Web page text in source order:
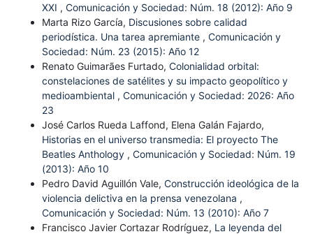
XXI , Comunicación y Sociedad: Núm. 18 (2012): Año 9
Marta Rizo García, Discusiones sobre calidad
periodística. Una tarea apremiante , Comunicación y
Sociedad: Núm. 23 (2015): Año 12
Renato Guimarães Furtado, Colonialidad orbital:
constelaciones de satélites y su impacto geopolítico y
medioambiental , Comunicación y Sociedad: 2026: Año
23
José Carlos Rueda Laffond, Elena Galán Fajardo,
Historias en el universo transmedia: El proyecto The
Beatles Anthology , Comunicación y Sociedad: Núm. 19
(2013): Año 10
Pedro David Aguillón Vale, Construcción ideológica de la
violencia delictiva en la prensa venezolana ,
Comunicación y Sociedad: Núm. 13 (2010): Año 7
Francisco Javier Cortazar Rodríguez, La leyenda del